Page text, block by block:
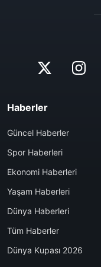
Haberler
Güncel Haberler
Spor Haberleri
Ekonomi Haberleri
Yaşam Haberleri
Dünya Haberleri
Tüm Haberler
Dünya Kupası 2026